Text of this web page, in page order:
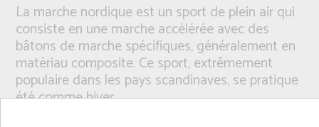
La marche nordique est un sport de plein air qui
consiste en une marche accélérée avec des
bâtons de marche spécifiques, généralement en
matériau composite. Ce sport, extrêmement
populaire dans les pays scandinaves, se pratique
été comme hiver.